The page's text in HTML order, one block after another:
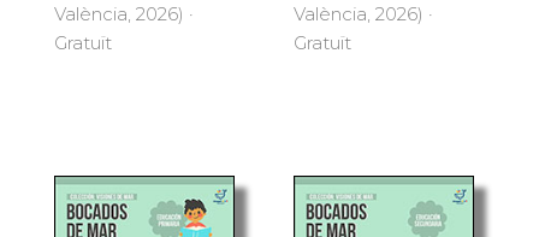
València, 2026) ·
Gratuït
València, 2026) ·
Gratuït